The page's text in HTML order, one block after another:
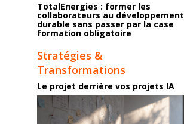
TotalEnergies : former les
collaborateurs au développement
durable sans passer par la case
formation obligatoire
Stratégies &
Transformations
Le projet derrière vos projets IA